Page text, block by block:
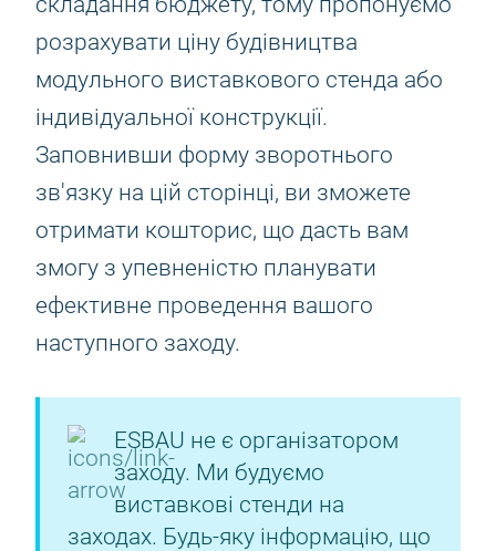
розрахувати ціну будівництва
модульного виставкового стенда або
індивідуальної конструкції.
Заповнивши форму зворотнього
зв'язку на цій сторінці, ви зможете
отримати кошторис, що дасть вам
змогу з упевненістю планувати
ефективне проведення вашого
наступного заходу.
ESBAU не є організатором
заходу. Ми будуємо
виставкові стенди на
заходах. Будь-яку інформацію, що